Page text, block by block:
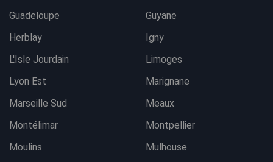
Guadeloupe
Guyane
Herblay
Igny
L'Isle Jourdain
Limoges
Lyon Est
Marignane
Marseille Sud
Meaux
Montélimar
Montpellier
Moulins
Mulhouse